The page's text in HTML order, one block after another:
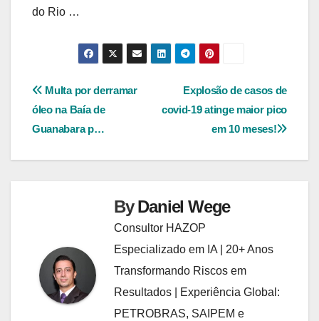
do Rio …
Navegação
de
Explosão de casos de
covid-19 atinge maior pico
em 10 meses!
Multa por derramar
óleo na Baía de
Guanabara p…
ByDaniel Wege
Consultor HAZOP
Especializado em IA | 20+ Anos
Transformando Riscos em
Resultados | Experiência Global:
PETROBRAS, SAIPEM e